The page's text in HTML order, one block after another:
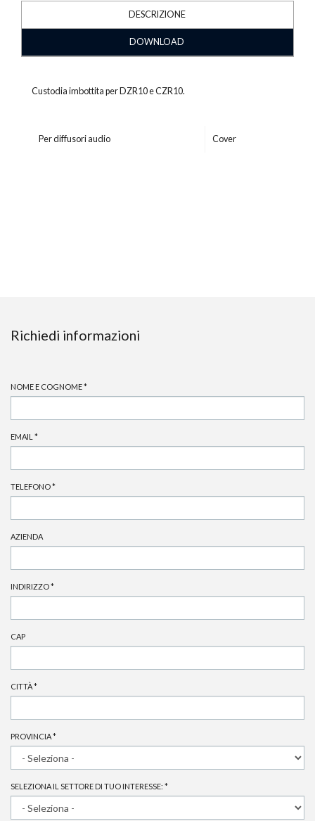
DESCRIZIONE
DOWNLOAD
Custodia imbottita per DZR10 e CZR10.
Per diffusori audio Cover
Richiedi informazioni
NOME E COGNOME*
EMAIL *
TELEFONO*
AZIENDA
INDIRIZZO*
CAP
CITTÀ*
PROVINCIA*
SELEZIONA IL SETTORE DI TUO INTERESSE: *